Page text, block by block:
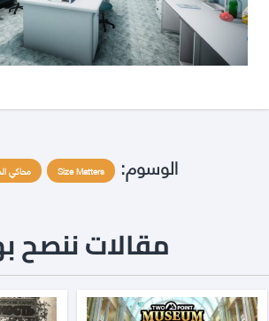
الوسوم: Size Matters محاكي
مقالات ننصح